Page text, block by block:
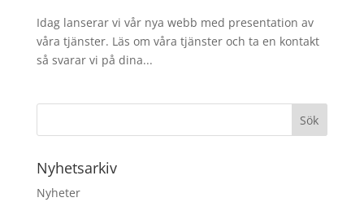
Idag lanserar vi vår nya webb med presentation av
våra tjänster. Läs om våra tjänster och ta en kontakt
så svarar vi på dina...
Nyhetsarkiv
Nyheter